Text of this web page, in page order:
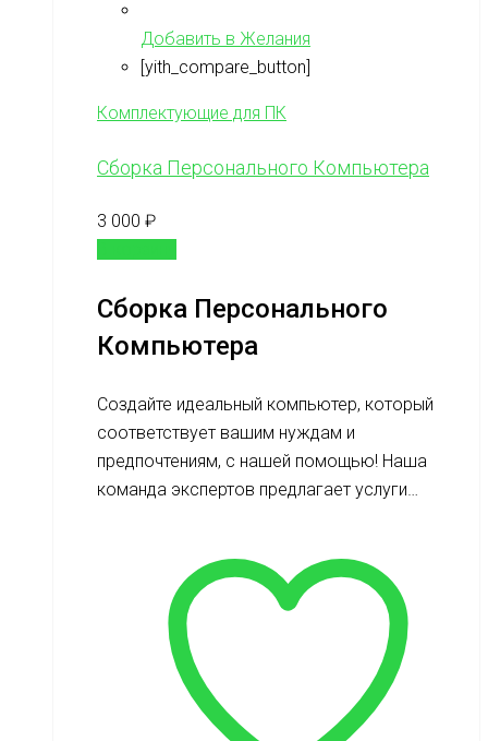
Добавить в Желания
[yith_compare_button]
Комплектующие для ПК
Сборка Персонального Компьютера
3 000 ₽
Сборка Персонального
Компьютера
Создайте идеальный компьютер, который
соответствует вашим нуждам и
предпочтениям, с нашей помощью! Наша
команда экспертов предлагает услуги…